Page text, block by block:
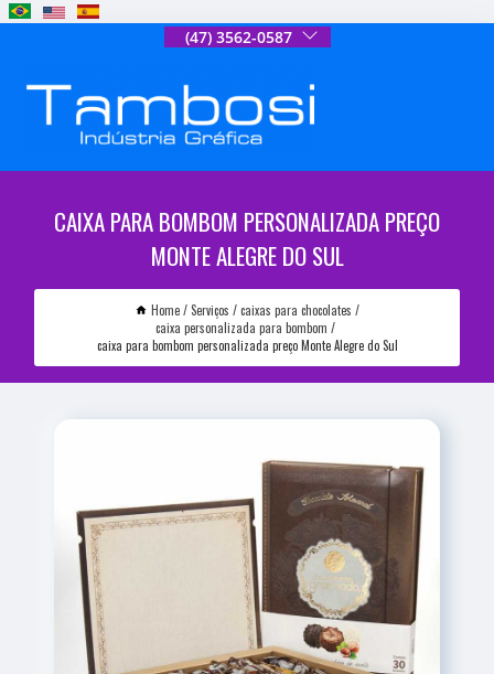
(47) 3562-0587
CAIXA PARA BOMBOM PERSONALIZADA PREÇO
MONTE ALEGRE DO SUL
Home Serviços
caixas para chocolates
caixa personalizada para bombom
caixa para bombom personalizada preço Monte Alegre do Sul